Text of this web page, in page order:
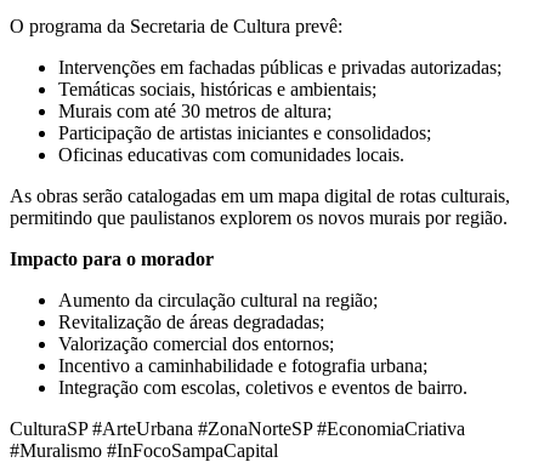
O programa da Secretaria de Cultura prevê:
Intervenções em fachadas públicas e privadas autorizadas;
Temáticas sociais, históricas e ambientais;
Murais com até 30 metros de altura;
Participação de artistas iniciantes e consolidados;
Oficinas educativas com comunidades locais.
As obras serão catalogadas em um mapa digital de rotas culturais,
permitindo que paulistanos explorem os novos murais por região.
Impacto para o morador
Aumento da circulação cultural na região;
Revitalização de áreas degradadas;
Valorização comercial dos entornos;
Incentivo a caminhabilidade e fotografia urbana;
Integração com escolas, coletivos e eventos de bairro.
CulturaSP #ArteUrbana #ZonaNorteSP #EconomiaCriativa
#Muralismo #InFocoSampaCapital